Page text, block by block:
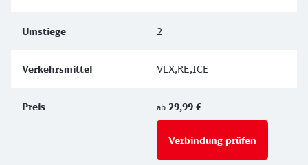
2
VLX,RE,ICE
ab 29,99 €
Verbindung prüfen